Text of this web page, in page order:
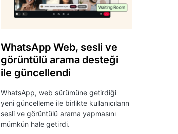
WhatsApp Web, sesli ve
görüntülü arama desteği
ile güncellendi
WhatsApp, web sürümüne getirdiği
yeni güncelleme ile birlikte kullanıcıların
sesli ve görüntülü arama yapmasını
mümkün hale getirdi.